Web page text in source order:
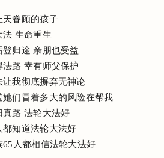
天眷顾的孩子
法 生命重生
登归途 亲朋也受益
法路 幸有师父保护
让我彻底摒弃无神论
她们冒着多大的风险在帮我
真路 法轮大法好
都知道法轮大法好
65人都相信法轮大法好